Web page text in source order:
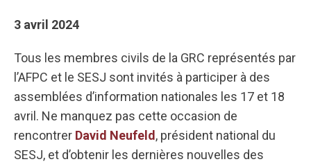
3 avril 2024
Tous les membres civils de la GRC représentés par
l’AFPC et le SESJ sont invités à participer à des
assemblées d’information nationales les 17 et 18
avril. Ne manquez pas cette occasion de
rencontrer David Neufeld, président national du
SESJ, et d’obtenir les dernières nouvelles des